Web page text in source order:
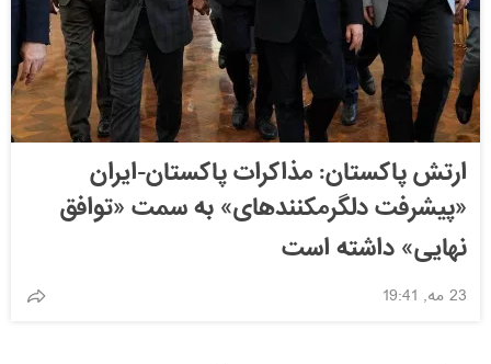
ارتش پاکستان: مذاکرات پاکستان-ایران
«پیشرفت دلگرمکنندهای» به سمت «توافق
نهایی» داشته است
23 مه, 19:41